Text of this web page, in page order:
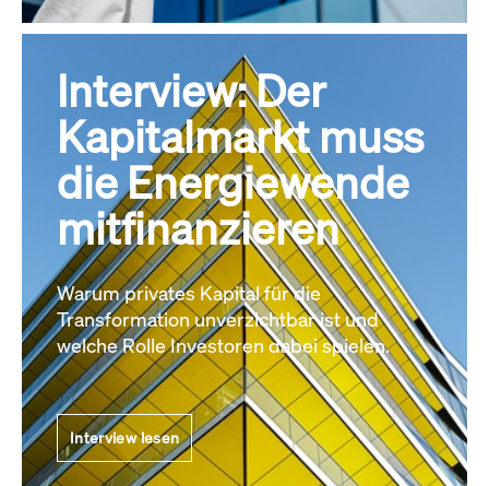
Interview: Der
Kapitalmarkt muss
die Energiewende
mitfinanzieren
Warum privates Kapital für die
Transformation unverzichtbar ist und
welche Rolle Investoren dabei spielen.
Interview lesen